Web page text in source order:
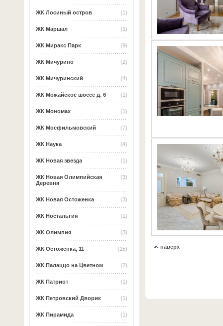
(1)
ЖК Лосиный остров
(1)
ЖК Маршал
(9)
ЖК Миракс Парк
(2)
ЖК Мичурино
(4)
ЖК Мичуринский
(1)
ЖК Можайское шоссе д. 6
(1)
ЖК Мономах
(7)
ЖК Мосфильмовский
(4)
ЖК Наука
(1)
ЖК Новая звезда
(3)
ЖК Новая Олимпийская
Деревня
(3)
ЖК Новая Остоженка
(1)
ЖК Ностальгия
(3)
ЖК Олимпия
(15)
ЖК Остоженка, 11
(2)
ЖК Палаццо на Цветном
(1)
ЖК Патриот
(1)
ЖК Петровский Дворик
(1)
ЖК Пирамида
наверх